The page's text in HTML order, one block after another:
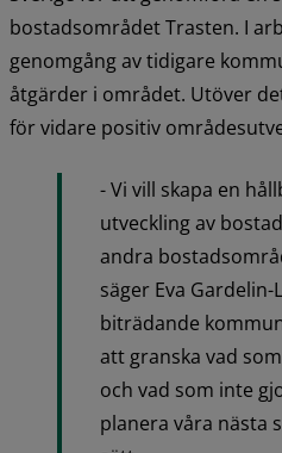
bostadsområdet Trasten. I
genomgång av tidigare
åtgärder i området. Utöver
för vidare positiv
- Vi vill skapa en
utveckling av
andra
säger Eva Gardelin-
biträdande
att granska vad
och vad som inte
planera våra nästa